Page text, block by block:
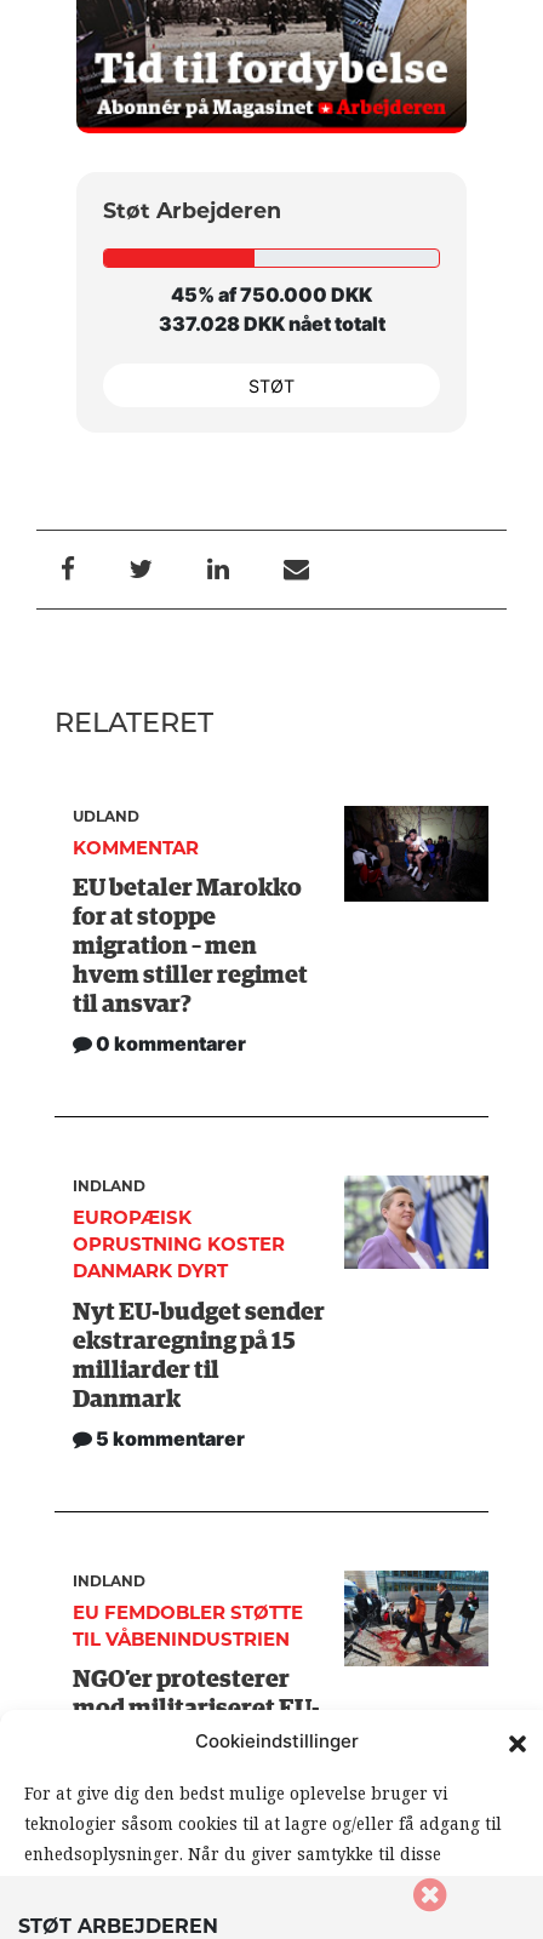
Cookieindstillinger
For at give dig den bedst mulige oplevelse bruger vi
teknologier såsom cookies til at lagre og/eller få adgang til
enhedsoplysninger. Når du giver samtykke til disse
teknologier, giver du os mulighed for at behandle data såsom
din browseradfærd eller unikke ID’er på dette website. Hvis
Støt Arbejderen
45% af 750.000 DKK
337.028 DKK nået totalt
STØT
RELATERET
UDLAND
KOMMENTAR
EU betaler Marokko
for at stoppe
migration – men
hvem stiller regimet
til ansvar?
0 kommentarer
INDLAND
EUROPÆISK
OPRUSTNING KOSTER
DANMARK DYRT
Nyt EU-budget sender
ekstraregning på 15
milliarder til
Danmark
5 kommentarer
INDLAND
EU FEMDOBLER STØTTE
TIL VÅBENINDUSTRIEN
NGO’er protesterer
mod militariseret EU-
budget: Investér i
krig
0 kommentarer
STØT ARBEJDEREN